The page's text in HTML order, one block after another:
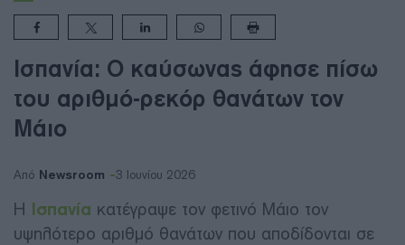
Ισπανία: Ο καύσωνας άφησε πίσω
του αριθμό-ρεκόρ θανάτων τον
Μάιο
Από Newsroom 3 Ιουνίου 2026
Η Ισπανία κατέγραψε τον φετινό Μάιο τον
υψηλότερο αριθμό θανάτων που αποδίδονται σε